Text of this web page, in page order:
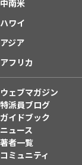
中南米
ハワイ
アジア
アフリカ
ウェブマガジン
特派員ブログ
ガイドブック
ニュース
著者一覧
コミュニティ